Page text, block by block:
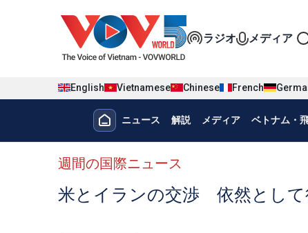
Đa phương
ラジオ メディア
English Vietnamese Chinese French
Menu trang chủ tiếng nhật
ニュース 解説 メディア ベトナム・
menu phụ tiếng Nhật
週間の国際ニュース
米とイランの交渉 依然として